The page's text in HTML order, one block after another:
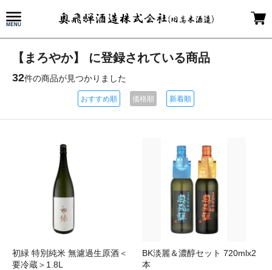
【まろやか】 に登録されている商品
32件の商品が見つかりました
おすすめ順 価格順 新着順
初緑 特別純米 無濾過生原酒＜
要冷蔵＞1.8L
BK淡麗＆濃醇セット 720mlx2
本